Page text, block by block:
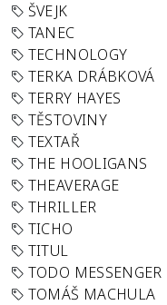
ŠVEJK
TANEC
TECHNOLOGY
TERKA DRÁBKOVÁ
TERRY HAYES
TĚSTOVINY
TEXTAŘ
THE HOOLIGANS
THEAVERAGE
THRILLER
TICHO
TITUL
TODO MESSENGER
TOMÁŠ MACHULA